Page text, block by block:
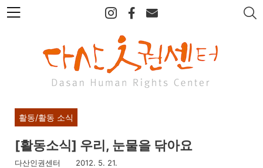
본
문
활동/활동 소식
[활동소식] 우리, 눈물을 닦아요
다산인권센터 2012. 5. 21.